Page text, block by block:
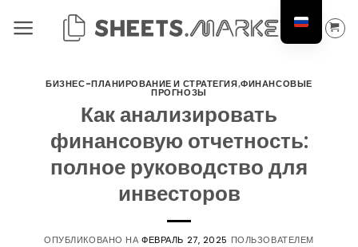
БИЗНЕС-ПЛАНИРОВАНИЕ И СТРАТЕГИЯ,ФИНАНСОВЫЕ
ПРОГНОЗЫ
Как анализировать
финансовую отчетность:
полное руководство для
инвесторов
ОПУБЛИКОВАНО НАФЕВРАЛЬ 27, 2025 ПОЛЬЗОВАТЕЛЕМ